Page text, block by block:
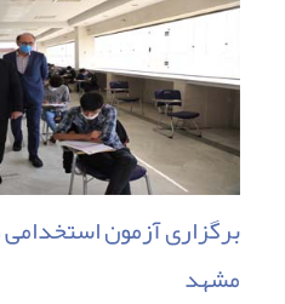
برگزاری آزمون
مشهد